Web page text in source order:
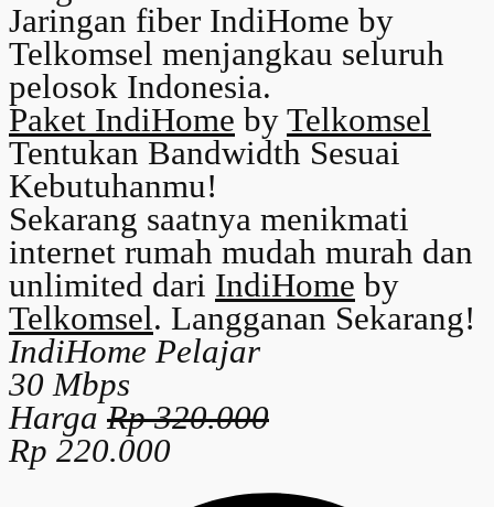
Jaringan fiber IndiHome by
Telkomsel menjangkau seluruh
pelosok Indonesia.
Paket IndiHome by Telkomsel
Tentukan Bandwidth Sesuai
Kebutuhanmu!
Sekarang saatnya menikmati
internet rumah mudah murah dan
unlimited dari IndiHome by
Telkomsel. Langganan Sekarang!
IndiHome Pelajar
30 Mbps
Harga Rp 320.000
Rp 220.000